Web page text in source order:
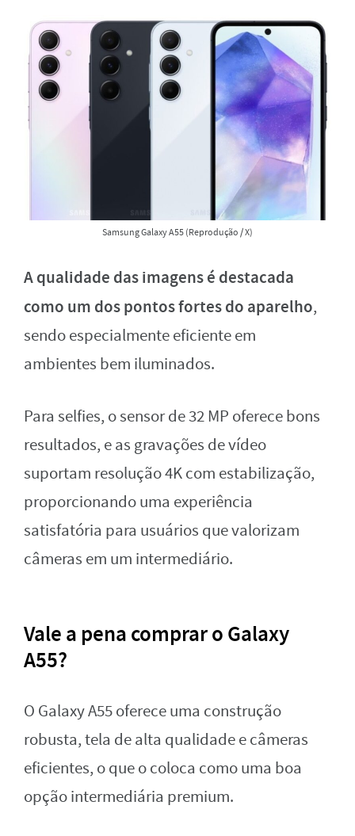
Samsung Galaxy A55 (Reprodução / X)
A qualidade das imagens é destacada
como um dos pontos fortes do aparelho,
sendo especialmente eficiente em
ambientes bem iluminados.
Para selfies, o sensor de 32 MP oferece bons
resultados, e as gravações de vídeo
suportam resolução 4K com estabilização,
proporcionando uma experiência
satisfatória para usuários que valorizam
câmeras em um intermediário.
Vale a pena comprar o Galaxy
A55?
O Galaxy A55 oferece uma construção
robusta, tela de alta qualidade e câmeras
eficientes, o que o coloca como uma boa
opção intermediária premium.